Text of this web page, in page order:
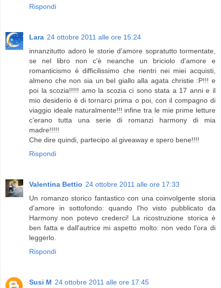
Rispondi
Lara 24 ottobre 2011 alle ore 15:24
innanzitutto adoro le storie d'amore sopratutto tormentate,
se nel libro non c'è neanche un briciolo d'amore e
romanticismo è difficilissimo che rientri nei miei acquisti,
almeno che non sia un bel giallo alla agata christie :P!!! e
poi la scozia!!!!! amo la scozia ci sono stata a 17 anni e il
mio desiderio è di tornarci prima o poi, con il compagno di
viaggio ideale naturalmente!!! infine tra le mie prime letture
c'erano tutta una serie di romanzi harmony di mia
madre!!!!!
Che dire quindi, partecipo al giveaway e spero bene!!!!
Rispondi
Valentina Bettio 24 ottobre 2011 alle ore 17:33
Un romanzo storico fantastico con una coinvolgente storia
d'amore in sottofondo: quando l'ho visto pubblicato da
Harmony non potevo crederci! La ricostruzione storica è
ben fatta e dall'autrice mi aspetto molto: non vedo l'ora di
leggerlo.
Rispondi
Susi M 24 ottobre 2011 alle ore 17:45